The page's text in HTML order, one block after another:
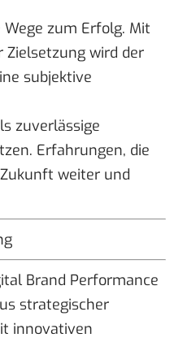
zum Erfolg. Mit
Zielsetzung wird der
subjektive
zuverlässige
Erfahrungen, die
weiter und
Brand Performance
strategischer
innovativen